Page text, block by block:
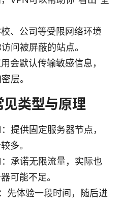
、公司等受限网络环境
问被屏蔽的站点。
会默认传输敏感信息，
层。
类型与原理
提供固定服务器节点，
多。
承诺无限流量，实际也
可能不足。
先体验一段时间，随后进